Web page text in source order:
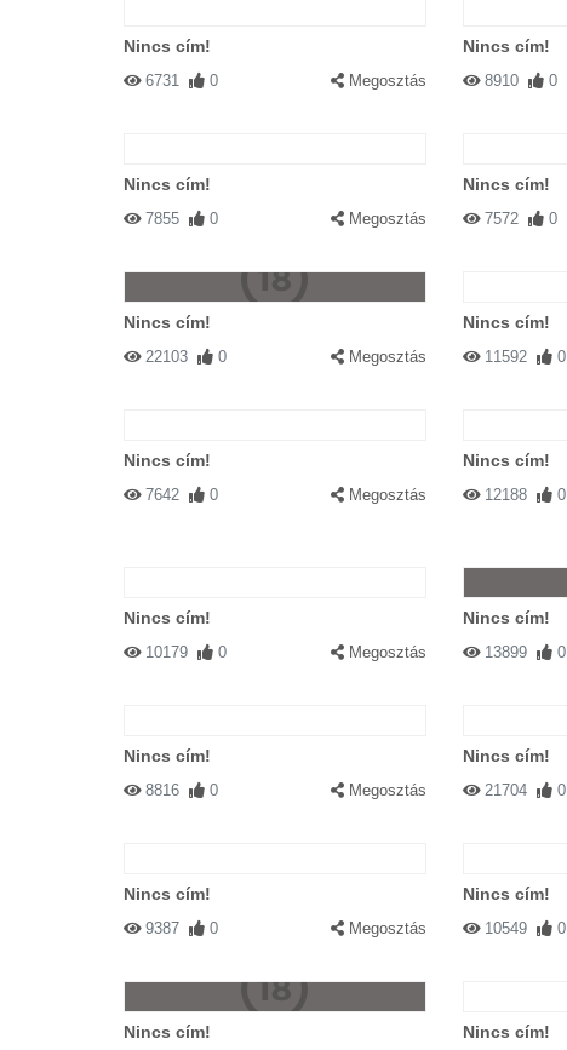
Nincs cím!
6731 0 Megosztás
Nincs cím!
8910 0
Nincs cím!
7855 0 Megosztás
Nincs cím!
7572 0
Nincs cím!
22103 0 Megosztás
Nincs cím!
11592 0
Nincs cím!
7642 0 Megosztás
Nincs cím!
12188 0
Nincs cím!
10179 0 Megosztás
Nincs cím!
13899 0
Nincs cím!
8816 0 Megosztás
Nincs cím!
21704 0
Nincs cím!
9387 0 Megosztás
Nincs cím!
10549 0
Nincs cím! Nincs cím!